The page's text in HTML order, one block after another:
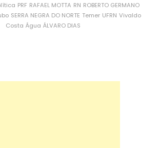
PRF RAFAEL MOTTA RN ROBERTO GERMANO
SERRA NEGRA DO NORTE Temer UFRN Vivaldo
Costa Água ÁLVARO DIAS